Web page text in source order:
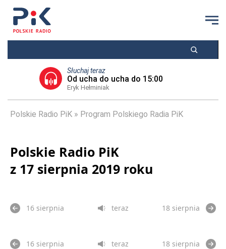
Słuchaj teraz
Od ucha do ucha do 15:00
Eryk Hełminiak
Polskie Radio PiK Program Polskiego Radia PiK
Polskie Radio PiK
z 17 sierpnia 2019 roku
16 sierpnia teraz 18 sierpnia
16 sierpnia teraz 18 sierpnia